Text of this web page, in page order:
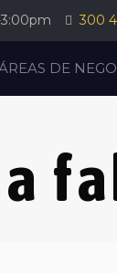
300
DE